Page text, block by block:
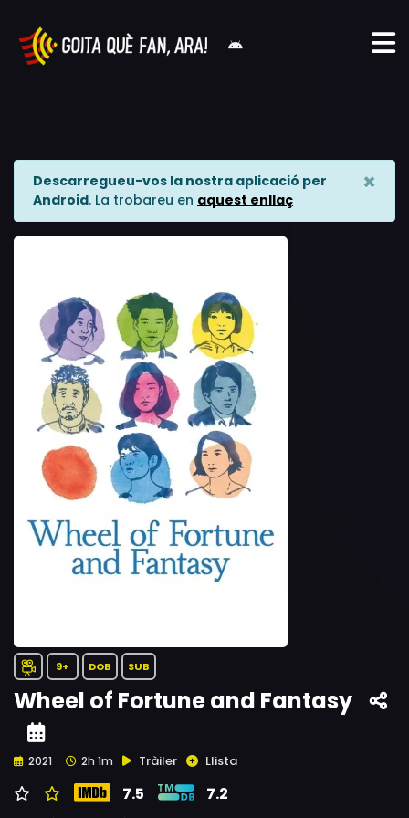
Descarregueu-vos la nostra aplicació per
Android. La trobareu en aquest enllaç
×
9+ DOB SUB
Wheel of Fortune and Fantasy
2021 2h 1m Tràiler Llista
7.5 7.2